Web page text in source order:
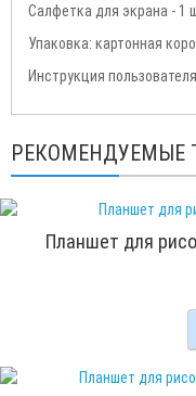
Салфетка для экрана - 1
Упаковка: картонная
Инструкция
РЕКОМЕНДУЕМЫЕ
Планшет для